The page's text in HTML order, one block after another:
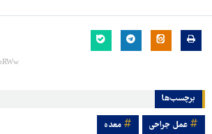
برچسب‌ها
عمل جراحی معده